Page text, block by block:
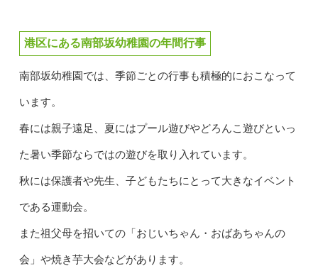
港区にある南部坂幼稚園の年間行事
南部坂幼稚園では、季節ごとの行事も積極的におこなって
います。
春には親子遠足、夏にはプール遊びやどろんこ遊びといっ
た暑い季節ならではの遊びを取り入れています。
秋には保護者や先生、子どもたちにとって大きなイベント
である運動会。
また祖父母を招いての「おじいちゃん・おばあちゃんの
会」や焼き芋大会などがあります。